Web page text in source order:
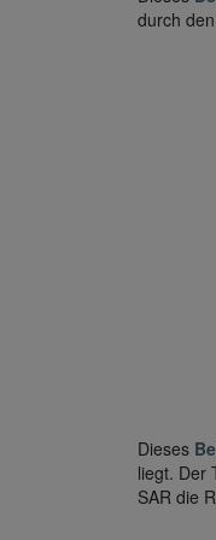
durch
Dieses
liegt. Der
SAR die